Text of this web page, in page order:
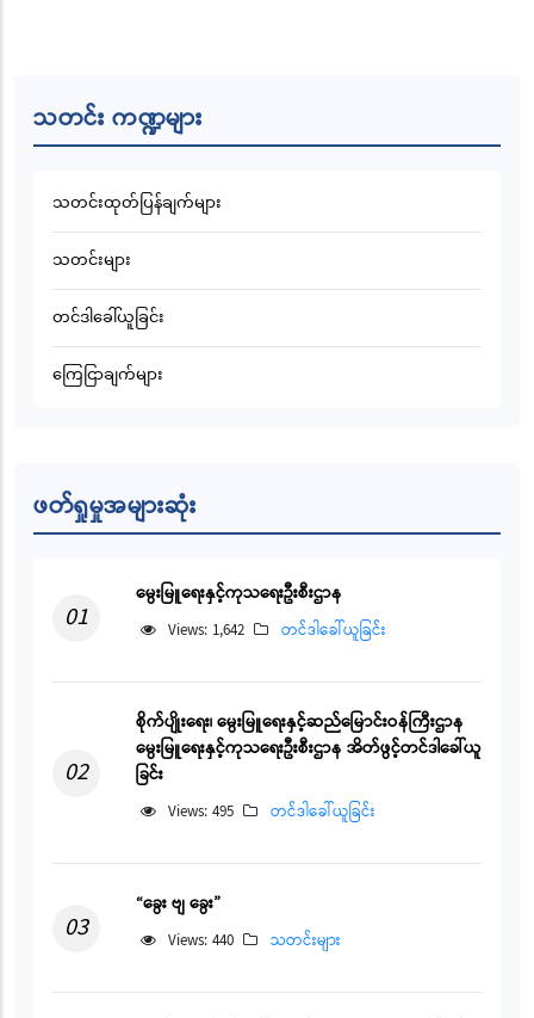
သတင်း ကဏ္ဍများ
သတင်းထုတ်ပြန်ချက်များ
သတင်းများ
တင်ဒါခေါ်ယူခြင်း
ကြေငြာချက်များ
ဖတ်ရှုမှုအများဆုံး
01
မွေးမြူရေးနှင့်ကုသရေးဦးစီးဌာန
Views: 1,642 တင်ဒါခေါ်ယူခြင်း
02
စိုက်ပျိုးရေး၊ မွေးမြူရေးနှင့်ဆည်မြောင်းဝန်ကြီးဌာန
မွေးမြူရေးနှင့်ကုသရေးဦးစီးဌာန အိတ်ဖွင့်တင်ဒါခေါ်ယူ
ခြင်း
Views: 495 တင်ဒါခေါ်ယူခြင်း
03
“ခွေး ဗျ ခွေး”
Views: 440 သတင်းများ